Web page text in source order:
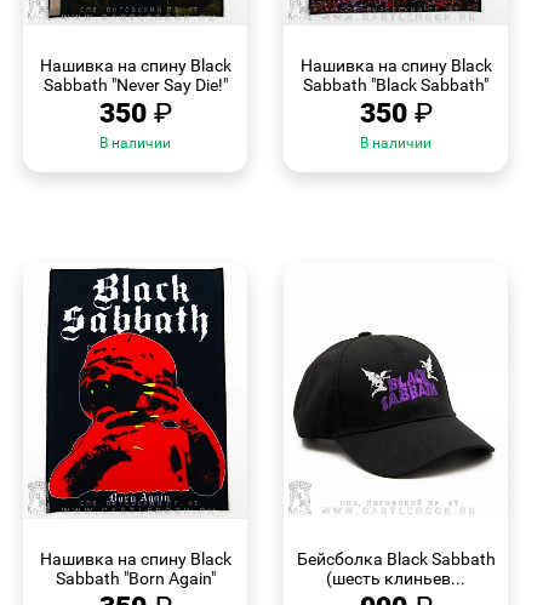
Нашивка на спину Black
Sabbath "Never Say Die!"
350 ₽
В наличии
Нашивка на спину Black
Sabbath "Black Sabbath"
350 ₽
В наличии
Нашивка на спину Black
Sabbath "Born Again"
Бейсболка Black Sabbath
(шесть клиньев...